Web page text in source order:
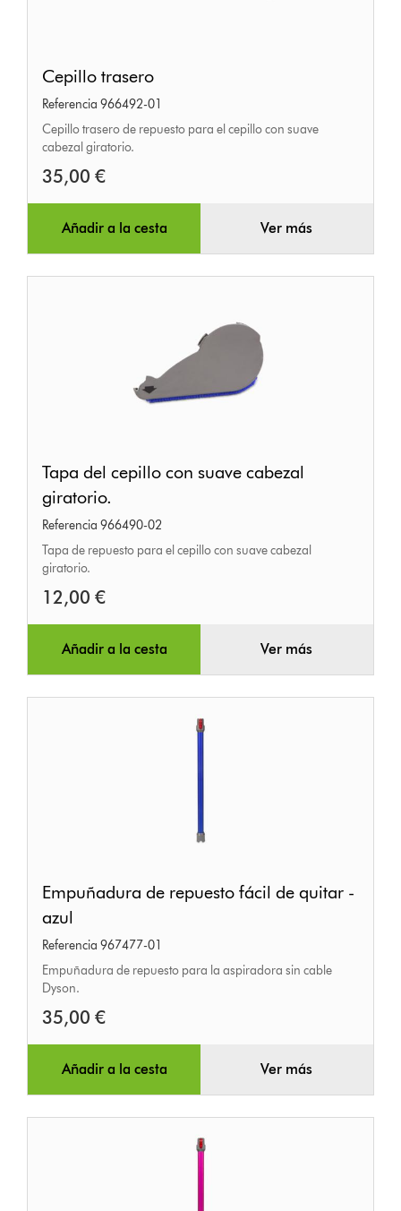
trasero
Cepillo trasero
Referencia 966492-01
Cepillo trasero de repuesto para el cepillo con suave
cabezal giratorio.
35,00 €
Añadir a la cesta Ver más
del
cepillo
con
suave
cabezal
giratorio.
Tapa del cepillo con suave cabezal
giratorio.
Referencia 966490-02
Tapa de repuesto para el cepillo con suave cabezal
giratorio.
12,00 €
Añadir a la cesta Ver más
de
repuesto
fácil
de
quitar
-
Empuñadura de repuesto fácil de quitar -
azul
Referencia 967477-01
Empuñadura de repuesto para la aspiradora sin cable
Dyson.
35,00 €
Añadir a la cesta Ver más